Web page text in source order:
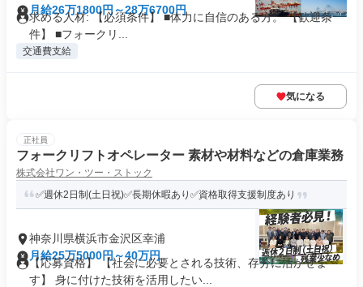
月給26万1800円～28万6700円
求める人材: 【必須条件】 ■体力に自信のある方。 【歓迎条
件】 ■フォークリ...
交通費支給
気になる
正社員
フォークリフトオペレーター 素材や材料などの倉庫業務
株式会社ワン・ツー・ストック
✅週休2日制(土日祝)✅長期休暇あり✅資格取得支援制度あり
神奈川県横浜市金沢区幸浦
月給25万5000円～40万円
【応募資格】 【社会に必要とされる技術、存分に活かせま
す】 身に付けた技術を活用したい...